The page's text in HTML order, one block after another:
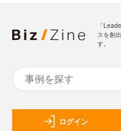
「
スを創
す。
ログイン